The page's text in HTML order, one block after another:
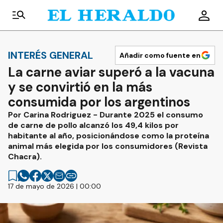
INTERÉS GENERAL Añadir como fuente en
La carne aviar superó a la vacuna
y se convirtió en la más
consumida por los argentinos
Por Carina Rodriguez - Durante 2025 el consumo
de carne de pollo alcanzó los 49,4 kilos por
habitante al año, posicionándose como la proteína
animal más elegida por los consumidores (Revista
Chacra).
17 de mayo de 2026 | 00:00